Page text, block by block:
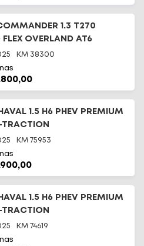
1.3 T270
FLEX OVERLAND AT6
KM 38300
1.5 H6 PHEV PREMIUM
KM 75953
1.5 H6 PHEV PREMIUM
KM 74619